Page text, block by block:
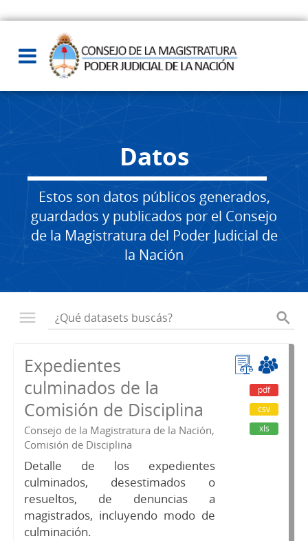
Datos
Estos son datos públicos generados,
guardados y publicados por el Consejo
de la Magistratura del Poder Judicial de
la Nación
Expedientes
culminados de la
Comisión de Disciplina
Consejo de la Magistratura de la Nación,
Comisión de Disciplina
Detalle de los expedientes
culminados, desestimados o
resueltos, de denuncias a
magistrados, incluyendo modo de
culminación.
pdf
csv
xls